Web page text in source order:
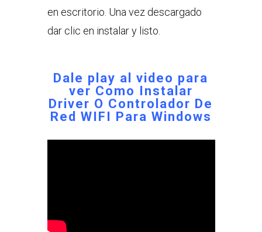
en escritorio. Una vez descargado
dar clic en instalar y listo.
Dale play al video para
ver Como Instalar
Driver O Controlador De
Red WIFI Para Windows